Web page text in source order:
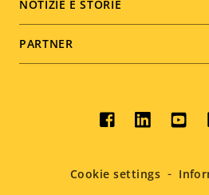
NOTIZIE E STORIE
PARTNER
Social
menu
Cookie settings